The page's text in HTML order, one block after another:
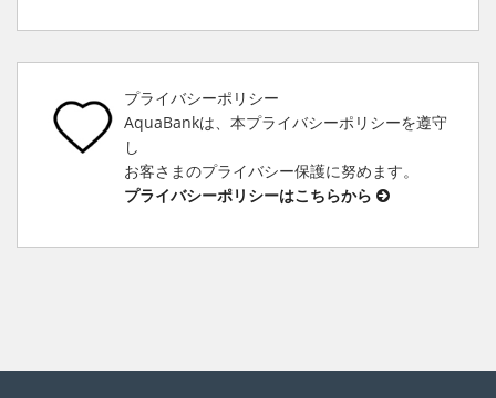
プライバシーポリシー
AquaBankは、本プライバシーポリシーを遵守
し
お客さまのプライバシー保護に努めます。
プライバシーポリシーはこちらから